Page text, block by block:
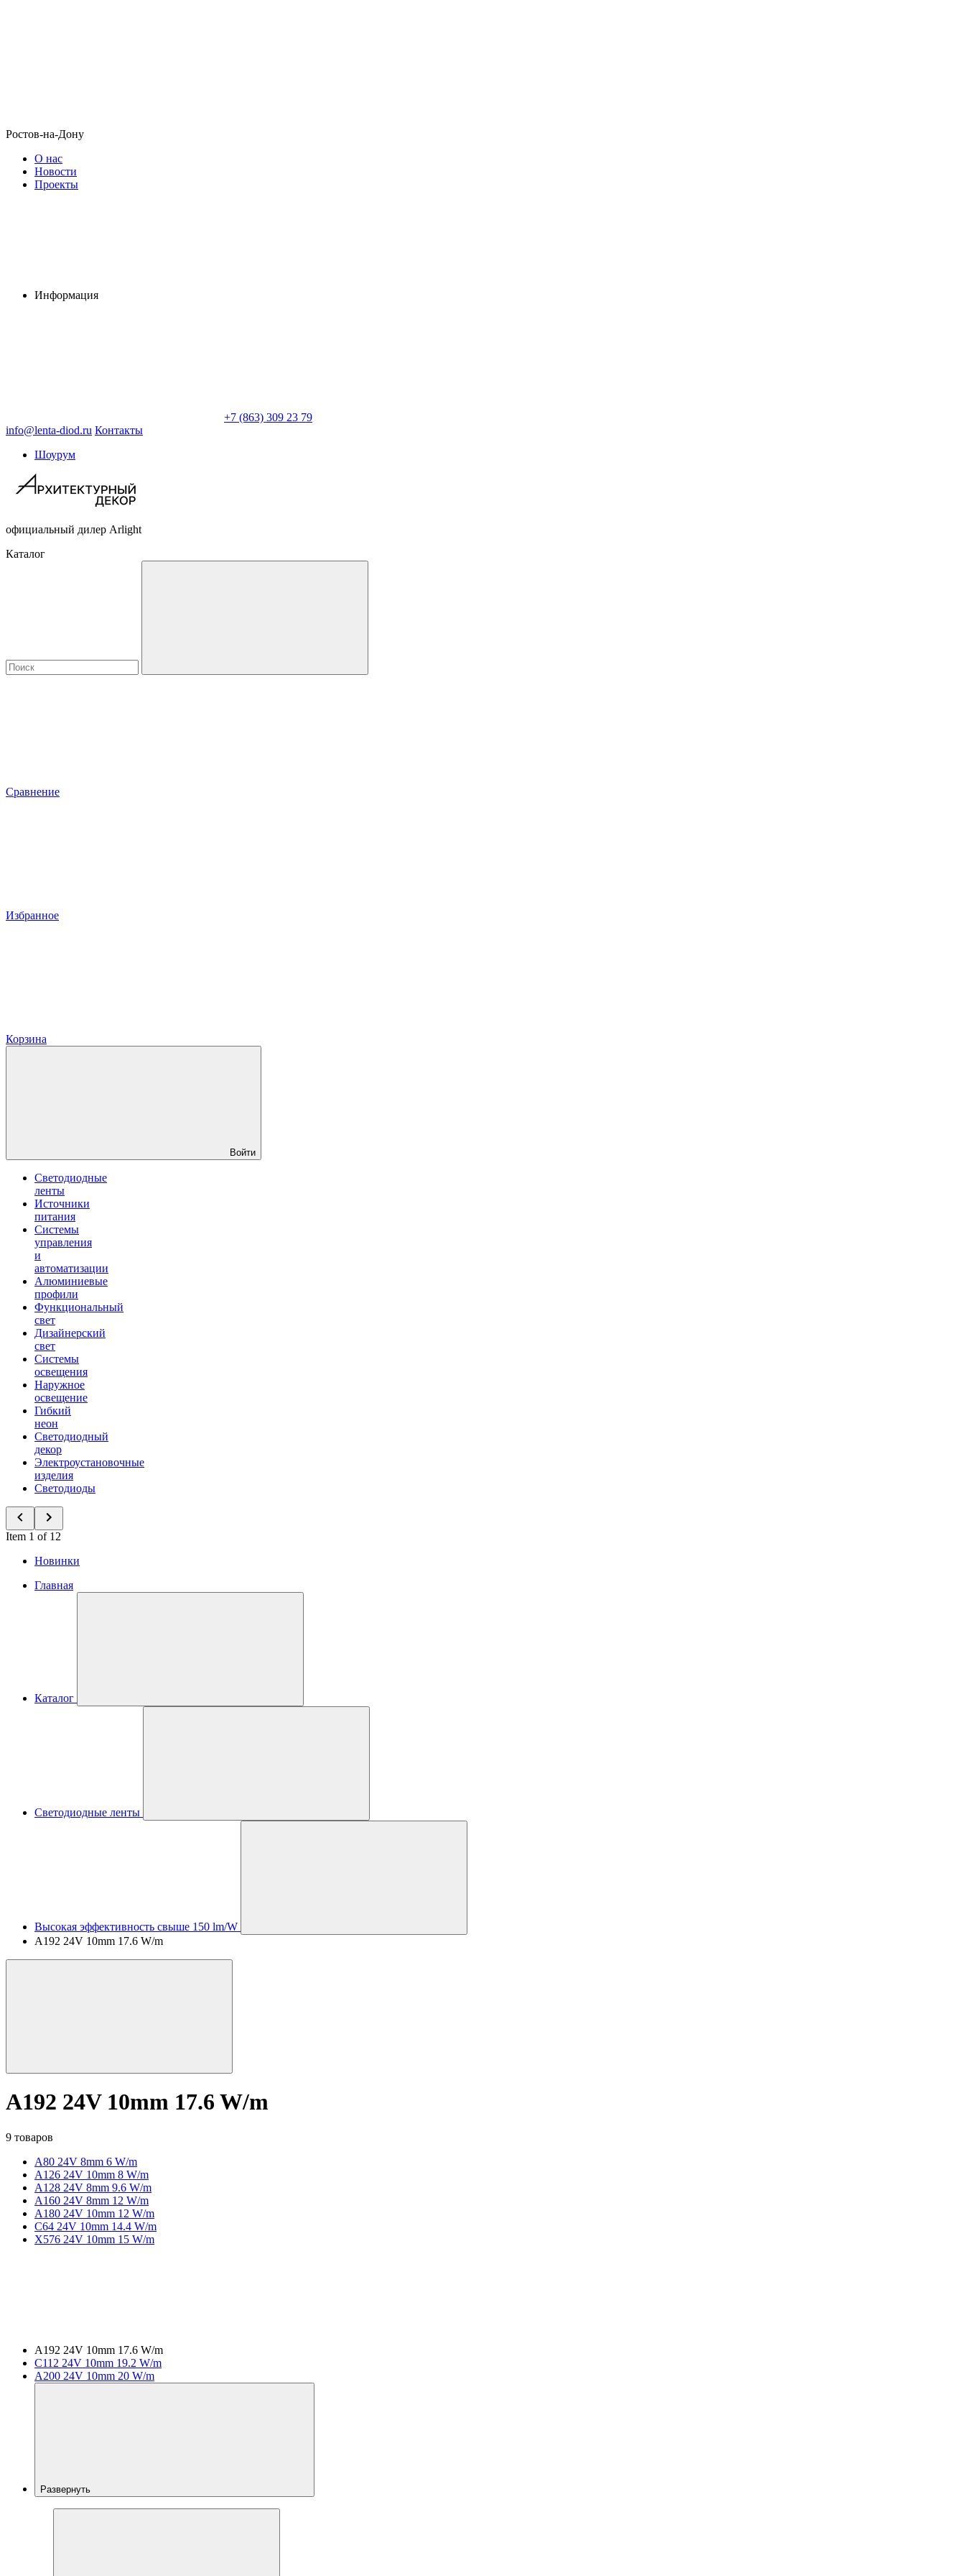
Ростов-на-Дону
О нас
Новости
Проекты
Информация
+7 (863) 309 23 79
info@lenta-diod.ru Контакты
Шоурум
официальный дилер Arlight
Каталог
Сравнение
Избранное
Корзина
Войти
Светодиодные
ленты
Источники
питания
Системы
управления
и
автоматизации
Алюминиевые
профили
Функциональный
свет
Дизайнерский
свет
Системы
освещения
Наружное
освещение
Гибкий
неон
Светодиодный
декор
Электроустановочные
изделия
Светодиоды
Item 1 of 12
Новинки
Главная
Каталог
Светодиодные ленты
Высокая эффективность свыше 150 lm/W
A192 24V 10mm 17.6 W/m
A192 24V 10mm 17.6 W/m
9 товаров
A80 24V 8mm 6 W/m
A126 24V 10mm 8 W/m
A128 24V 8mm 9.6 W/m
A160 24V 8mm 12 W/m
A180 24V 10mm 12 W/m
C64 24V 10mm 14.4 W/m
X576 24V 10mm 15 W/m
A192 24V 10mm 17.6 W/m
C112 24V 10mm 19.2 W/m
A200 24V 10mm 20 W/m
Развернуть